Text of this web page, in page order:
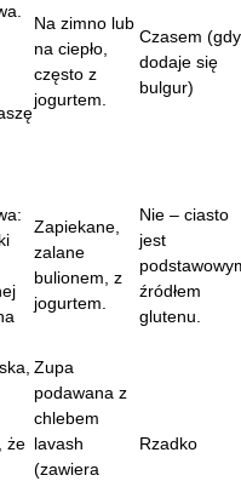
Na zimno lub
na ciepło,
często z
jogurtem.
Czasem (gdy
dodaje się
bulgur)
Zapiekane,
zalane
bulionem, z
jogurtem.
Nie – ciasto
jest
źródłem
glutenu.
że
Zupa
podawana z
chlebem
lavash
(zawiera
Rzadko